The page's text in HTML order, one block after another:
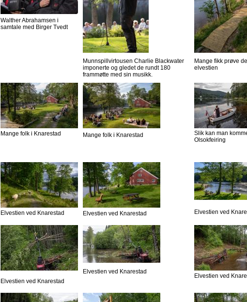
Walther Abrahamsen i
samtale med Birger Tvedt
Munnspillvirtousen Charlie Blackwater
imponerte og gledet de rundt 180
frammøtte med sin musikk.
Mange fikk prøve
elvestien
Mange folk i Knarestad Mange folk i Knarestad
Slik kan man
Olsokfeiring
Elvestien ved Knarestad Elvestien ved Knarestad Elvestien ved
Elvestien ved Knarestad
Elvestien ved Knarestad
Elvestien ved